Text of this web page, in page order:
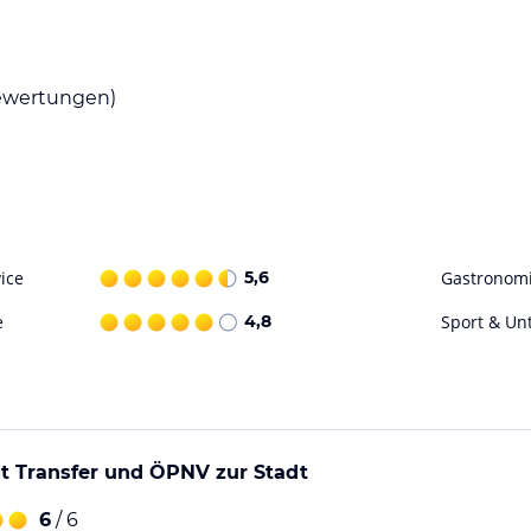
Atmosphäre genießen. Das tägliche
in dem Sie sich fit halten können.
Verfügung. Das benachbarte Hyatt Place
Gewähr. Bitte lies vor der Buchung die
5,6
4,8 Sport &
Transfer und ÖPNV zur Stadt
6 / 6